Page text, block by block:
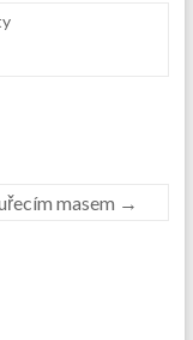
masem →